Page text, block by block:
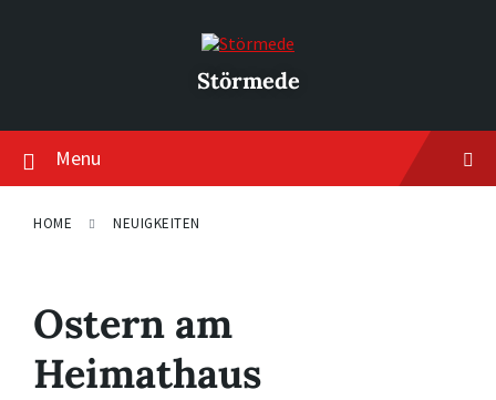
Störmede
Menu
HOME NEUIGKEITEN
Ostern am
Heimathaus